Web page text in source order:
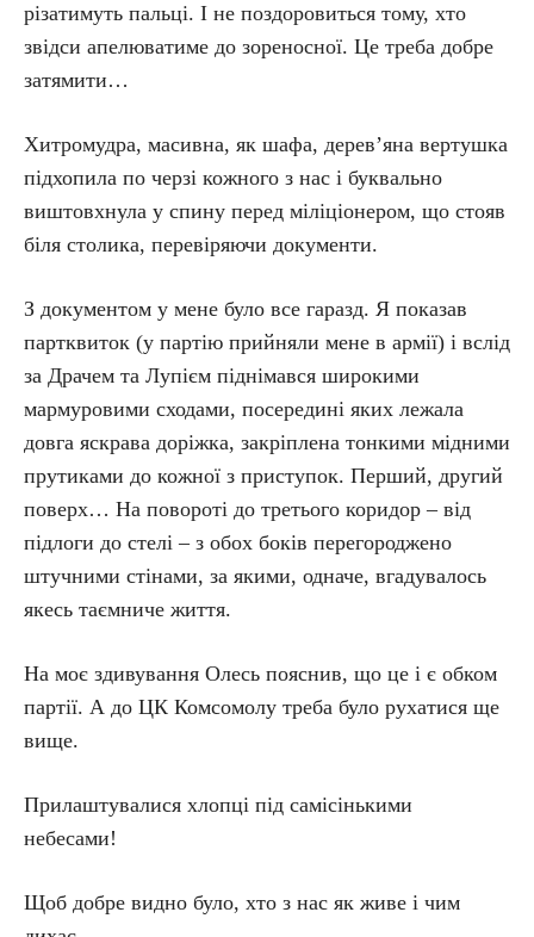
різатимуть пальці. І не поздоровиться тому, хто
звідси апелюватиме до зореносної. Це треба добре
затямити…
Хитромудра, масивна, як шафа, дерев’яна вертушка
підхопила по черзі кожного з нас і буквально
виштовхнула у спину перед міліціонером, що стояв
біля столика, перевіряючи документи.
З документом у мене було все гаразд. Я показав
партквиток (у партію прийняли мене в армії) і вслід
за Драчем та Лупієм піднімався широкими
мармуровими сходами, посередині яких лежала
довга яскрава доріжка, закріплена тонкими мідними
прутиками до кожної з приступок. Перший, другий
поверх… На повороті до третього коридор – від
підлоги до стелі – з обох боків перегороджено
штучними стінами, за якими, одначе, вгадувалось
якесь таємниче життя.
На моє здивування Олесь пояснив, що це і є обком
партії. А до ЦК Комсомолу треба було рухатися ще
вище.
Прилаштувалися хлопці під самісінькими
небесами!
Щоб добре видно було, хто з нас як живе і чим